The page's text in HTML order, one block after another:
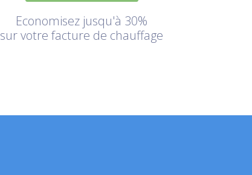
Economisez jusqu'à 30%
sur votre facture de chauffage